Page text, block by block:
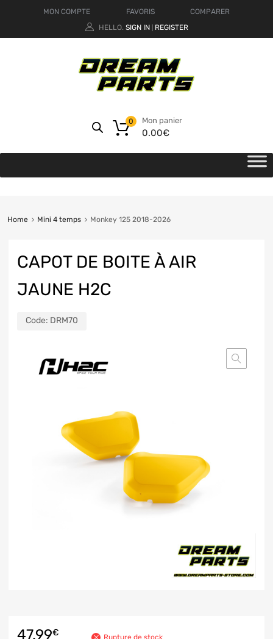
MON COMPTE FAVORIS
COMPARER
HELLO. SIGN IN REGISTER
Mon panier
0.00€
0
Home Mini 4 temps Monkey 125 2018-2026
CAPOT DE BOITE À AIR
JAUNE H2C
Code: DRM70
47.99€